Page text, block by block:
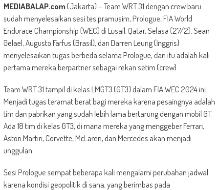
MEDIABALAP.com(Jakarta) – Team WRT 31 dengan crew baru
sudah menyelesaikan sesi tes pramusim, Prologue, FIA World
Endurace Championship (WEC) di Lusail, Qatar, Selasa (27/2). Sean
Gelael, Augusto Farfus (Brasil), dan Darren Leung (Inggris)
menyelesaikan tugas berbeda selama Prologue, dan itu adalah kali
pertama mereka berpartner sebagai rekan setim (crew).
Team WRT 31 tampil di kelas LMGT3 (GT3) dalam FIA WEC 2024 ini.
Menjadi tugas teramat berat bagi mereka karena pesaingnya adalah
tim dan pabrikan yang sudah lebih lama bertarung dengan mobil GT.
Ada 18 tim di kelas GT3, di mana mereka yang menggeber Ferrari,
Aston Martin, Corvette, McLaren, dan Mercedes akan menjadi
unggulan.
Sesi Prologue sempat beberapa kali mengalami perubahan jadwal
karena kondisi geopolitik di sana, yang berimbas pada